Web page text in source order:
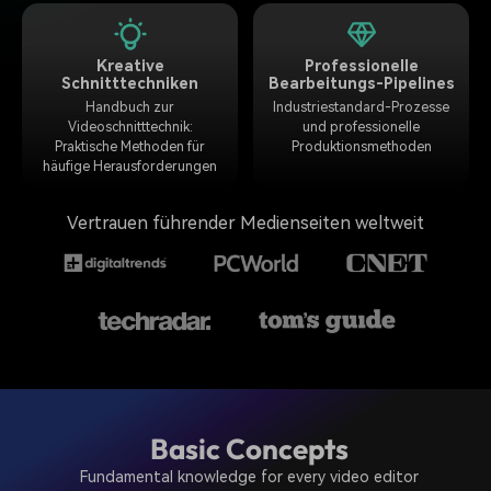
Kreative
Schnitttechniken
Handbuch zur
Videoschnitttechnik:
Praktische Methoden für
häufige Herausforderungen
Professionelle
Bearbeitungs-Pipelines
Industriestandard-Prozesse
und professionelle
Produktionsmethoden
Vertrauen führender Medienseiten weltweit
Basic Concepts
Fundamental knowledge for every video editor